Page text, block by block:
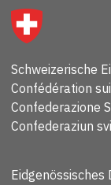
Schweizerische
Confédération
Confederazione
Confederaziun